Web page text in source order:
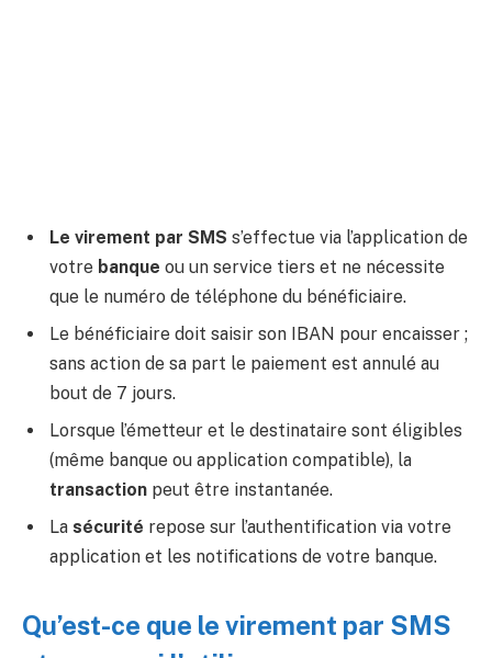
Le virement par SMS s’effectue via l’application de
votre banque ou un service tiers et ne nécessite
que le numéro de téléphone du bénéficiaire.
Le bénéficiaire doit saisir son IBAN pour encaisser ;
sans action de sa part le paiement est annulé au
bout de 7 jours.
Lorsque l’émetteur et le destinataire sont éligibles
(même banque ou application compatible), la
transaction peut être instantanée.
La sécurité repose sur l’authentification via votre
application et les notifications de votre banque.
Qu’est-ce que le virement par SMS